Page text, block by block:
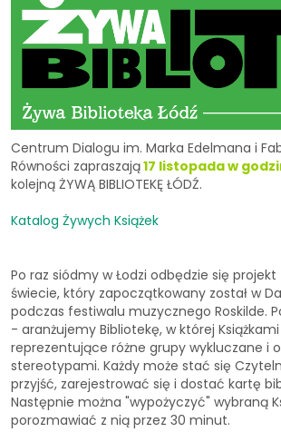
Centrum Dialogu im. Marka Edelmana i
Równości zapraszają17 listopada w
kolejną ŻYWĄ BIBLIOTEKĘ ŁÓDŹ.
Katalog Żywych Książek
Po raz siódmy w Łodzi odbędzie się
świecie, który zapoczątkowany został w
podczas festiwalu muzycznego Roskilde.
- aranżujemy Bibliotekę, w której
reprezentujące różne grupy wykluczane i
stereotypami. Każdy może stać się
przyjść, zarejestrować się i dostać kartę
Następnie można "wypożyczyć" wybraną
porozmawiać z nią przez 30 minut.